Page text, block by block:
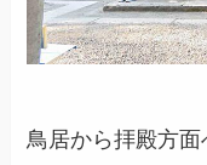
鳥居から拝殿方